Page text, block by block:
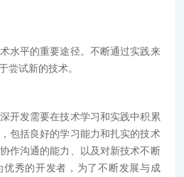
平的重要途径。不断通过实践来
尝试新的技术。
发需要在技术学习和实践中积累
包括良好的学习能力和扎实的技术
作沟通的能力、以及对新技术不断
秀的开发者，为了不断发展与成